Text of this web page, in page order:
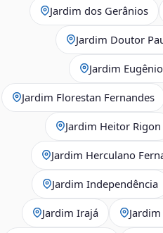
Jardim dos Gerânios
Jardim Doutor
Jardim
Jardim Florestan Fernandes
Jardim Heitor Rigon
Jardim Herculano
Jardim Independência
Jardim Irajá